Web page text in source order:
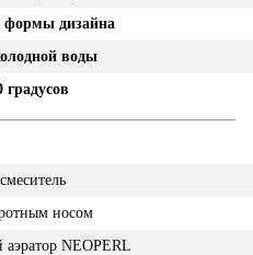
формы дизайна
воды
носом
NEOPERL